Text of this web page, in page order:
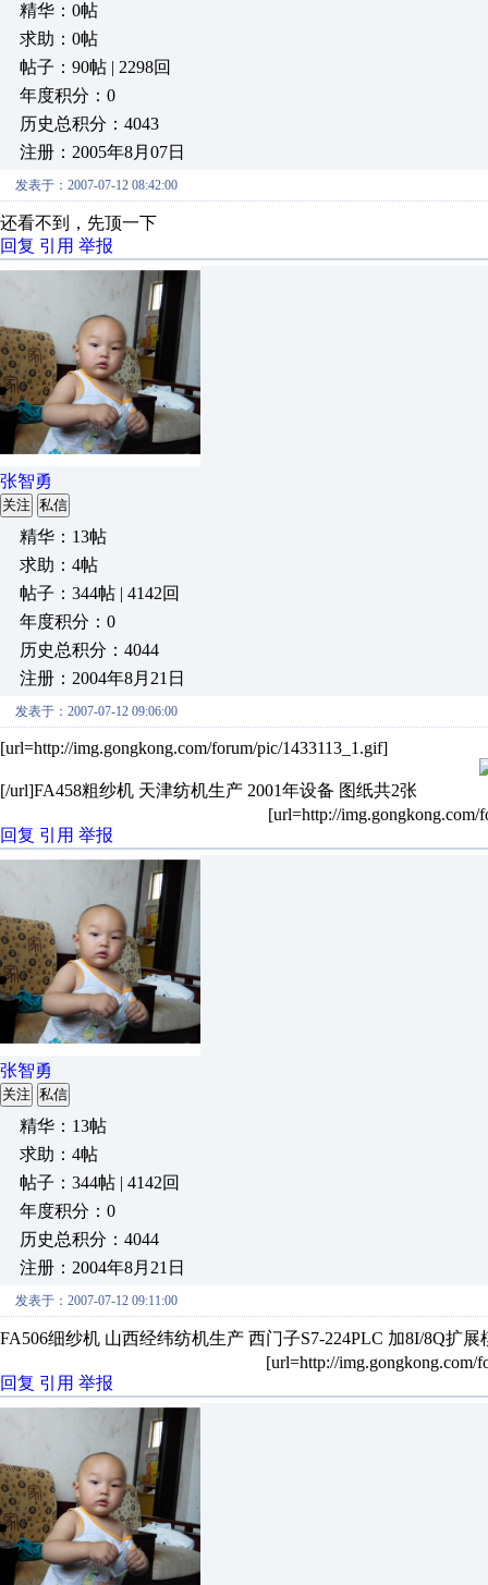
精华：0帖
求助：0帖
帖子：90帖 | 2298回
年度积分：0
历史总积分：4043
注册：2005年8月07日
发表于：2007-07-12 08:42:00
还看不到，先顶一下
回复 引用 举报
张智勇
关注 私信
精华：13帖
求助：4帖
帖子：344帖 | 4142回
年度积分：0
历史总积分：4044
注册：2004年8月21日
发表于：2007-07-12 09:06:00
[url=http://img.gongkong.com/forum/pic/1433113_1.gif]
[/url]FA458粗纱机 天津纺机生产 2001年设备 图纸共2张
[url=http://img.gongkong.com/
回复 引用 举报
张智勇
关注 私信
精华：13帖
求助：4帖
帖子：344帖 | 4142回
年度积分：0
历史总积分：4044
注册：2004年8月21日
发表于：2007-07-12 09:11:00
FA506细纱机 山西经纬纺机生产 西门子S7-224PLC 加8I/8Q扩
[url=http://img.gongkong.com/
回复 引用 举报